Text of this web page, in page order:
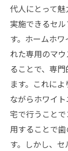
代人にとって
実施できるセ
す。ホームホ
れた専用のマ
ることで、専
ます。これに
ながらホワイ
宅で行うこと
用することで
す。しかし、